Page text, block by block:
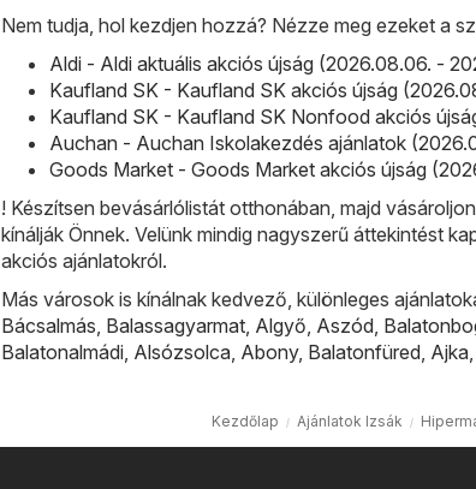
Nem tudja, hol kezdjen hozzá? Nézze meg ezeket a
Aldi - Aldi aktuális akciós újság (2026.08.06. -
Kaufland SK - Kaufland SK akciós újság
Kaufland SK - Kaufland SK Nonfood akciós
Auchan - Auchan Iskolakezdés ajánlatok
Goods Market - Goods Market akciós újság
! Készítsen bevásárlólistát otthonában, majd
kínálják Önnek. Velünk mindig nagyszerű áttekintést
akciós ajánlatokról.
Más városok is kínálnak kedvező, különleges
Bácsalmás Balassagyarmat Algyő Aszód
Balatonalmádi Alsózsolca Abony, Balatonfüred Ajka
Kezdőlap Ajánlatok Izsák